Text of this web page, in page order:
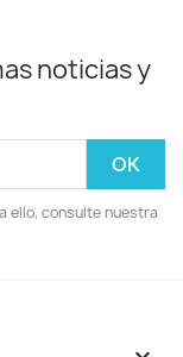
noticias y
ello, consulte nuestra